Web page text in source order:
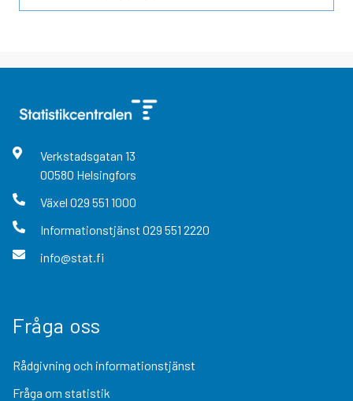
Verkstadsgatan 13
00580 Helsingfors
Växel 029 551 1000
Informationstjänst 029 551 2220
info@stat.fi
Fråga oss
Rådgivning och informationstjänst
Fråga om statistik